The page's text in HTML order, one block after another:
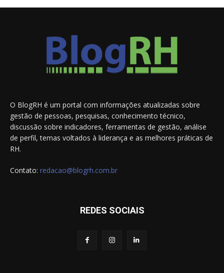
O BlogRH é um portal com informações atualizadas sobre
gestão de pessoas, pesquisas, conhecimento técnico,
discussão sobre indicadores, ferramentas de gestão, análise
de perfil, temas voltados à liderança e as melhores práticas de
RH.
Contato: redacao@blogrh.com.br
REDES SOCIAIS